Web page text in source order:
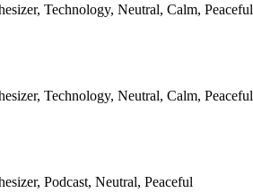
Technology, Neutral, Calm, Peaceful
Technology, Neutral, Calm, Peaceful
Podcast, Neutral, Peaceful